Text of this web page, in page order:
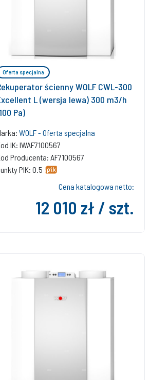
Oferta specjalna
ścienny WOLF CWL-300
L (wersja lewa) 300 m3/h
Pa)
WOLF - Oferta specjalna
IK: IWAF7100567
Producenta: AF7100567
PIK: 0.5
Cena katalogowa netto:
12 010 zł / szt.